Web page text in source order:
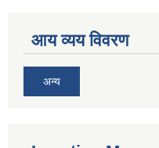
आय व्यय विवरण
अन्य